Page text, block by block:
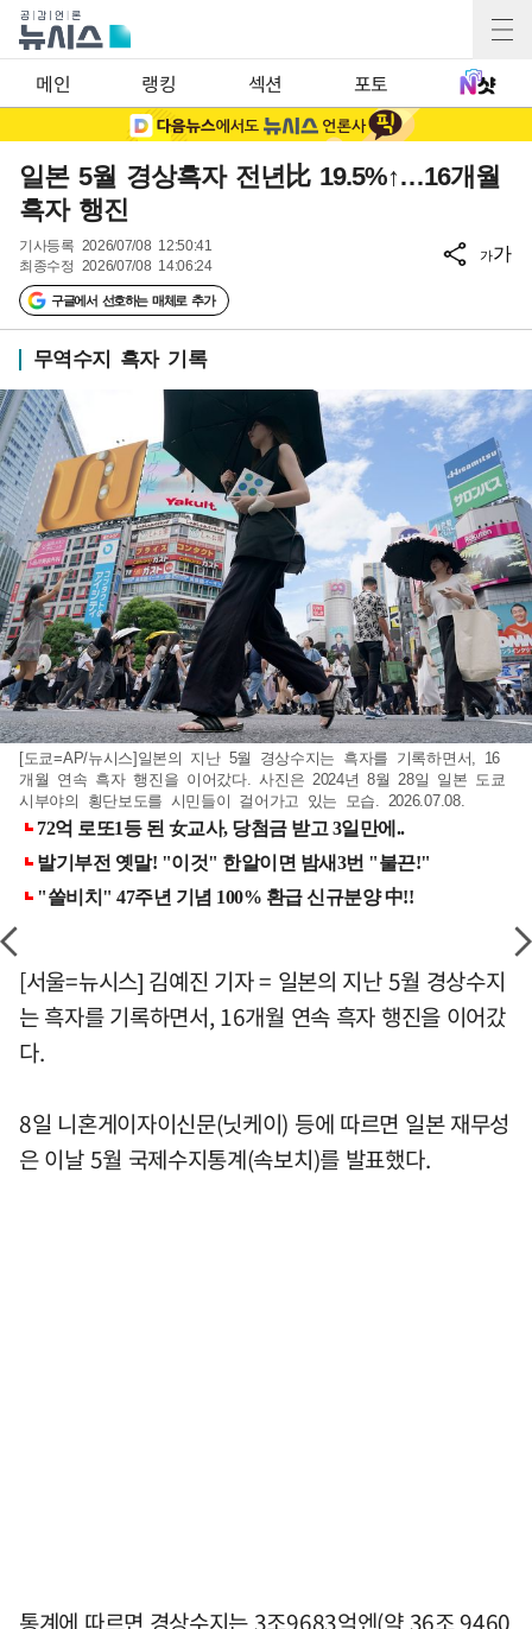
메인 랭킹 섹션 포토
일본 5월 경상흑자 전년比 19.5%↑…16개월
흑자 행진
기사등록 2026/07/08 12:50:41
최종수정 2026/07/08 14:06:24
구글에서 선호하는 매체로 추가
가가
무역수지 흑자 기록
[도쿄=AP/뉴시스]일본의 지난 5월 경상수지는 흑자를 기록하면서, 16
개월 연속 흑자 행진을 이어갔다. 사진은 2024년 8월 28일 일본 도쿄
시부야의 횡단보도를 시민들이 걸어가고 있는 모습. 2026.07.08.
[서울=뉴시스] 김예진 기자 = 일본의 지난 5월 경상수지
는 흑자를 기록하면서, 16개월 연속 흑자 행진을 이어갔
다.
8일 니혼게이자이신문(닛케이) 등에 따르면 일본 재무성
은 이날 5월 국제수지통계(속보치)를 발표했다.
통계에 따르면 경상수지는 3조9683억엔(약 36조 9460